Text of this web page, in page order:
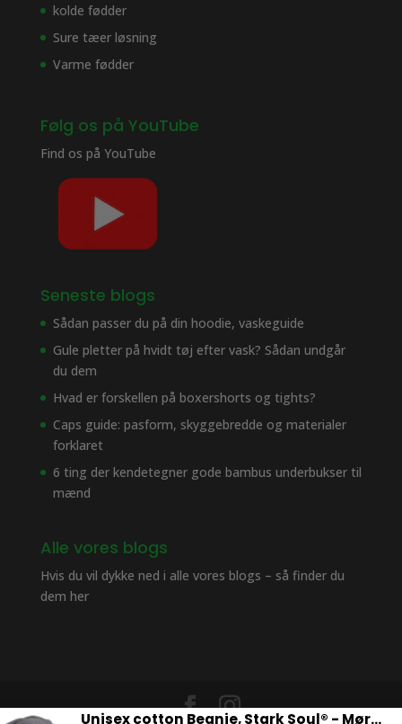
kolde fødder
Sure tæer løsning
Varme fødder
Følg os på YouTube
Find os på YouTube
Seneste blogs
Sådan passer du på din hoodie, vaskeguide
Gule pletter på hvidt tøj efter vask? Sådan undgår
du dem
Hvad er forskellen på boxershorts og tights?
Caps guide: pasform, skyggebredde og materialer
forklaret
6 ting der kendetegner gode bambus underbukser til
mænd
Alle vores blogs
Hvis du vil dykke ned i alle vores blogs – så finder du
dem her
Unisex cotton Beanie, Stark Soul® - Mørkegrå